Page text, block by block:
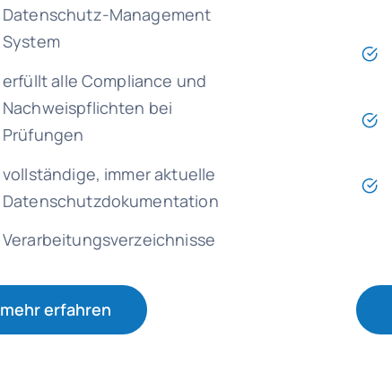
Datenschutz-Management
System
erfüllt alle Compliance und
Nachweispflichten bei
Prüfungen
vollständige, immer aktuelle
Datenschutzdokumentation
Verarbeitungsverzeichnisse
mehr erfahren